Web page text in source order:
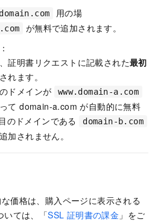
用の場
が無料で追加されます。
：
証明書リクエストに記載された最初
れます。
ドメインが www.domain-a.com
て domain-a.com が自動的に無料
のドメインである domain-b.com
加されません。
価格は、購入ページに表示される
いては、「SSL 証明書の課金 」をご